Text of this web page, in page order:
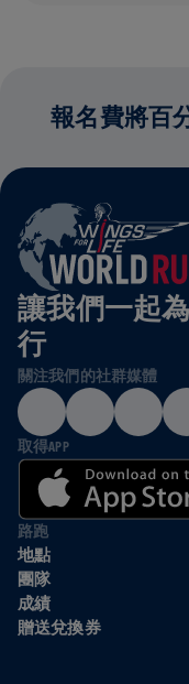
報名費將百
讓我們一起
行
關注我們的社群媒體
取得APP
路跑
地點
團隊
成績
贈送兌換券